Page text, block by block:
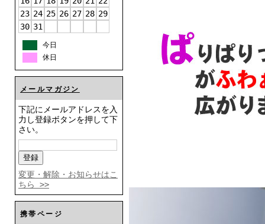
23 24 25 26 27 28 29
30 31
今日
休日
メールマガジン
下記にメールアドレスを入
力し登録ボタンを押して下
さい。
変更・解除・お知らせはこ
ちら >>
携帯ページ